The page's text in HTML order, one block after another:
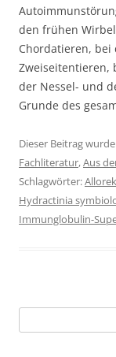
den frühen
Chordatieren, bei
Zweiseitentieren,
der Nessel- und
Grunde des
Dieser Beitrag
Fachliteratur,Aus
Schlagwörter:
Hydractinia
Immunglobulin-
nach: